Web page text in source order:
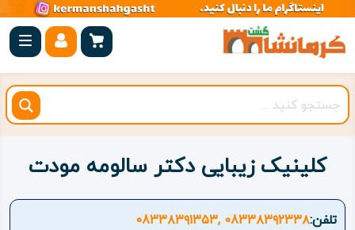
صفحه
اصلی
کرمانشاه
شهرستان
بیستون
کلینیک زیبایی دکتر سالومه مودت
تلفن:083۳۸۳۹۲۳۳۸ ,083۳۸۳۹۱۳۵۳